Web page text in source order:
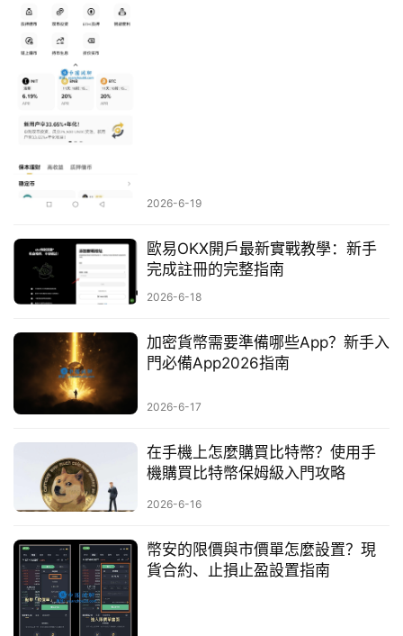
2026-6-19
歐易OKX開戶最新實戰教學：新手
完成註冊的完整指南
2026-6-18
加密貨幣需要準備哪些App？新手入
門必備App2026指南
2026-6-17
在手機上怎麼購買比特幣？使用手
機購買比特幣保姆級入門攻略
2026-6-16
幣安的限價與市價單怎麼設置？現
貨合約、止損止盈設置指南